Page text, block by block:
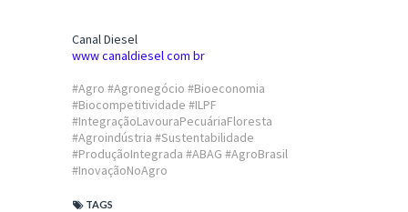
Canal Diesel
www canaldiesel com br
#Agro #Agronegócio #Bioeconomia
#Biocompetitividade #ILPF
#IntegraçãoLavouraPecuáriaFloresta
#Agroindústria #Sustentabilidade
#ProduçãoIntegrada #ABAG #AgroBrasil
#InovaçãoNoAgro
TAGS